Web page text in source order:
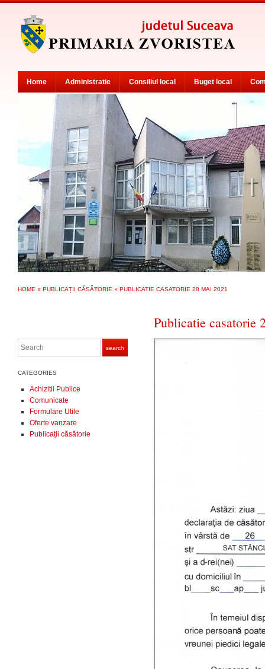
Home Administratie Consiliul local Buget local
HOME » PUBLICAȚII CĂSĂTORIE » PUBLICATIE CASATORIE 28 MAI 2021
Publicatie casatorie
Search search
CATEGORIES
Achizitii Publice
Comunicate
Formulare Utile
Oferte vanzare
Publicații căsătorie